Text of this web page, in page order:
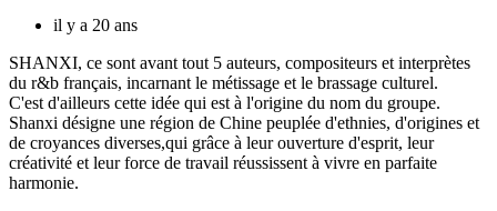
il y a 20 ans
SHANXI, ce sont avant tout 5 auteurs, compositeurs et interprètes
du r&b français, incarnant le métissage et le brassage culturel.
C'est d'ailleurs cette idée qui est à l'origine du nom du groupe.
Shanxi désigne une région de Chine peuplée d'ethnies, d'origines et
de croyances diverses,qui grâce à leur ouverture d'esprit, leur
créativité et leur force de travail réussissent à vivre en parfaite
harmonie.